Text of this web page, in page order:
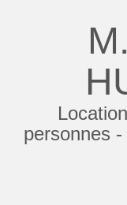
personnes